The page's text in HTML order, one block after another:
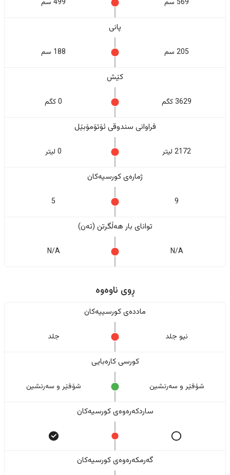
569 سم 499 سم
پانی
205 سم 188 سم
کێش
3629 کگم 0 کگم
فراوانی سندوقی ئۆتۆمۆبێل
2172 لیتر 0 لیتر
ژمارەی کورسیەکان
9
5
تواناى بار هەڵگرتن (تەن)
N/A
N/A
ڕوی ناوەوە
ماددەی کورسییەکان
نیو جلد جلد
کورسی کارەبایی
شۆفێر و سەرنشین شۆفێر و سەرنشین
ساردکەرەوەی کورسیەکان
گەرمکەرەوەی کورسیەکان